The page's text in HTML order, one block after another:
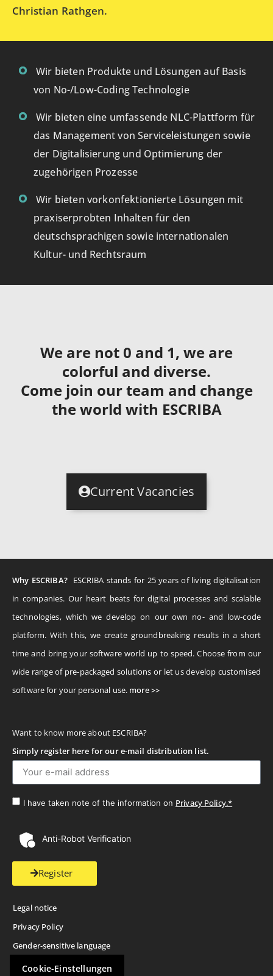
Christian Rathgen.
Wir bieten Produkte und Lösungen auf Basis
von No-/Low-Coding Technologie
Wir bieten eine umfassende NLC-Plattform für
das Management von Serviceleistungen sowie
der Digitalisierung und Optimierung der
zugehörigen Prozesse
Wir bieten vorkonfektionierte Lösungen mit
praxiserprobten Inhalten für den
deutschsprachigen sowie internationalen
Kultur- und Rechtsraum
We are not 0 and 1, we are
colorful and diverse.
Come join our team and change
the world with ESCRIBA
Current Vacancies
Why ESCRIBA? ESCRIBA stands for 25 years of living digitalisation
in companies. Our heart beats for digital processes and scalable
technologies, which we develop on our own no- and low-code
platform. With this, we create groundbreaking results in a short
time and bring your software world up to speed. Choose from our
wide range of pre-packaged solutions or let us develop customised
software for your personal use. more >>
Want to know more about ESCRIBA?
Simply register here for our e-mail distribution list.
I have taken note of the information on Privacy Policy.*
Anti-Robot Verification
Register
Legal notice
Privacy Policy
Gender-sensitive language
Cookie-Einstellungen